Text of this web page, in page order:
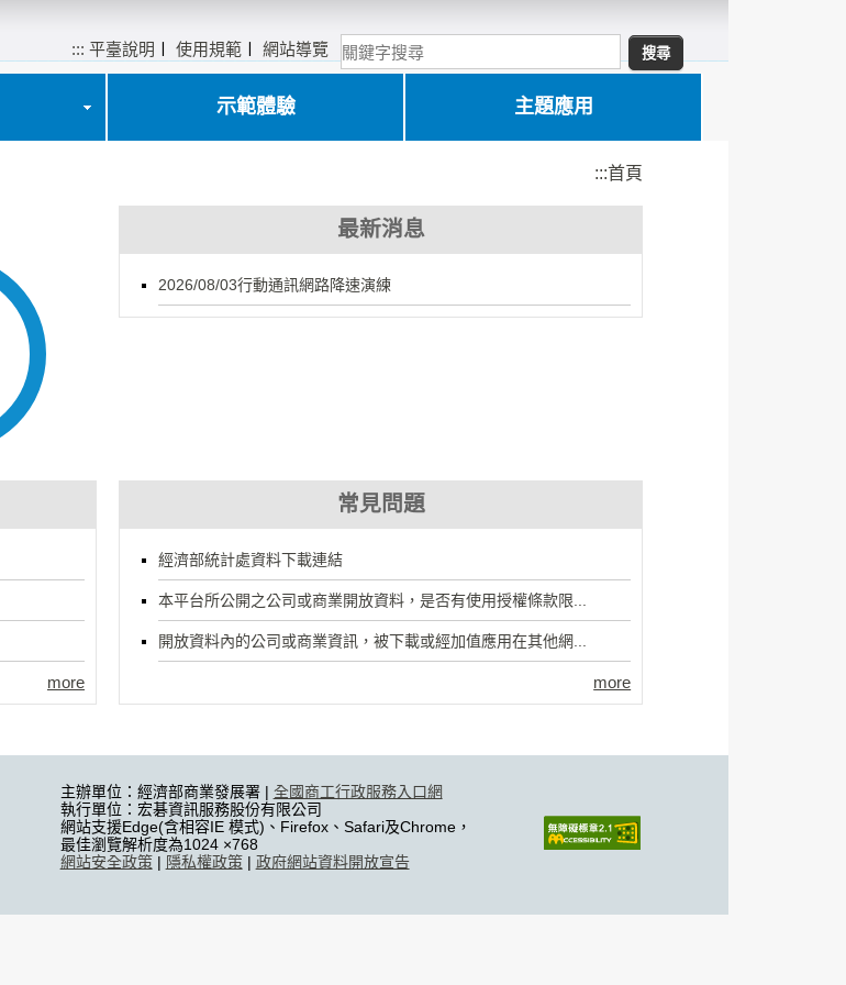
::: 平臺說明 〡使用規範 〡網站導覽
示範體驗 主題應用
:::首頁
最新消息
2026/08/03行動通訊網路降速演練
more
常見問題
經濟部統計處資料下載連結
本平台所公開之公司或商業開放資料，是否有使用授權條款限...
開放資料內的公司或商業資訊，被下載或經加值應用在其他網...
more
主辦單位：經濟部商業發展署 | 全國商工行政服務入口網
執行單位：宏碁資訊服務股份有限公司
網站支援Edge(含相容IE 模式)、Firefox、Safari及Chrome，
最佳瀏覽解析度為1024 ×768
網站安全政策| 隱私權政策| 政府網站資料開放宣告